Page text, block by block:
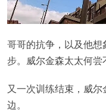
哥哥的抗争，以及他想
步。威尔金森太太何尝
又一次训练结束，威
边。